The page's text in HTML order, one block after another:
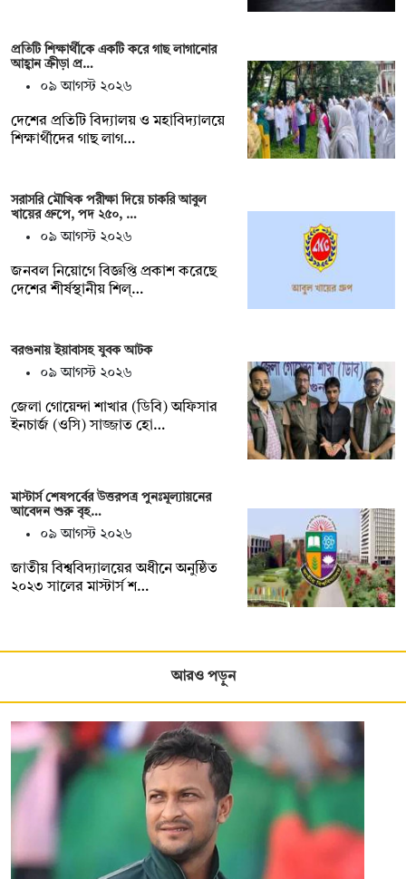
প্রতিটি শিক্ষার্থীকে একটি করে গাছ লাগানোর
আহ্বান ক্রীড়া প্র…
০৯ আগস্ট ২০২৬
দেশের প্রতিটি বিদ্যালয় ও মহাবিদ্যালয়ে
শিক্ষার্থীদের গাছ লাগ…
সরাসরি মৌখিক পরীক্ষা দিয়ে চাকরি আবুল
খায়ের গ্রুপে, পদ ২৫০, …
০৯ আগস্ট ২০২৬
জনবল নিয়োগে বিজ্ঞপ্তি প্রকাশ করেছে
দেশের শীর্ষস্থানীয় শিল্…
বরগুনায় ইয়াবাসহ যুবক আটক
০৯ আগস্ট ২০২৬
জেলা গোয়েন্দা শাখার (ডিবি) অফিসার
ইনচার্জ (ওসি) সাজ্জাত হো…
মাস্টার্স শেষপর্বের উত্তরপত্র পুনঃমূল্যায়নের
আবেদন শুরু বৃহ…
০৯ আগস্ট ২০২৬
জাতীয় বিশ্ববিদ্যালয়ের অধীনে অনুষ্ঠিত
২০২৩ সালের মাস্টার্স শ…
আরও পড়ুন